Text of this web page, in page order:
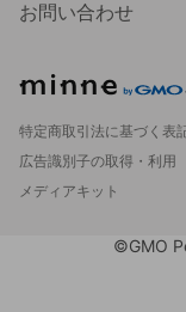
お問い合わせ
特定商取引法に基づく表
広告識別子の取得・利用
メディアキット
©GMO